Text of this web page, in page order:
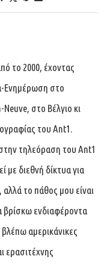
το 2000, έχοντας
Ενημέρωση στο
στο Βέλγιο κι
του Ant1.
τηλεόραση του Ant1
διεθνή δίκτυα για
το πάθος μου είναι
βρίσκω ενδιαφέροντα
αμερικάνικες
ερασιτέχνης